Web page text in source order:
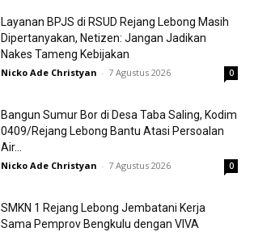
Layanan BPJS di RSUD Rejang Lebong Masih
Dipertanyakan, Netizen: Jangan Jadikan
Nakes Tameng Kebijakan
Nicko Ade Christyan - 7 Agustus 2026 0
Bangun Sumur Bor di Desa Taba Saling, Kodim
0409/Rejang Lebong Bantu Atasi Persoalan
Air...
Nicko Ade Christyan - 7 Agustus 2026 0
SMKN 1 Rejang Lebong Jembatani Kerja
Sama Pemprov Bengkulu dengan VIVA